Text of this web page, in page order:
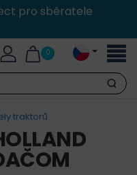
pro sběratele
0
Hledat
traktorů